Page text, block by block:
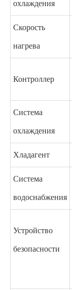
охлаждения
Скорость
нагрева
Контроллер
Система
охлаждения
Хладагент
Система
водоснабжения
Устройство
безопасности